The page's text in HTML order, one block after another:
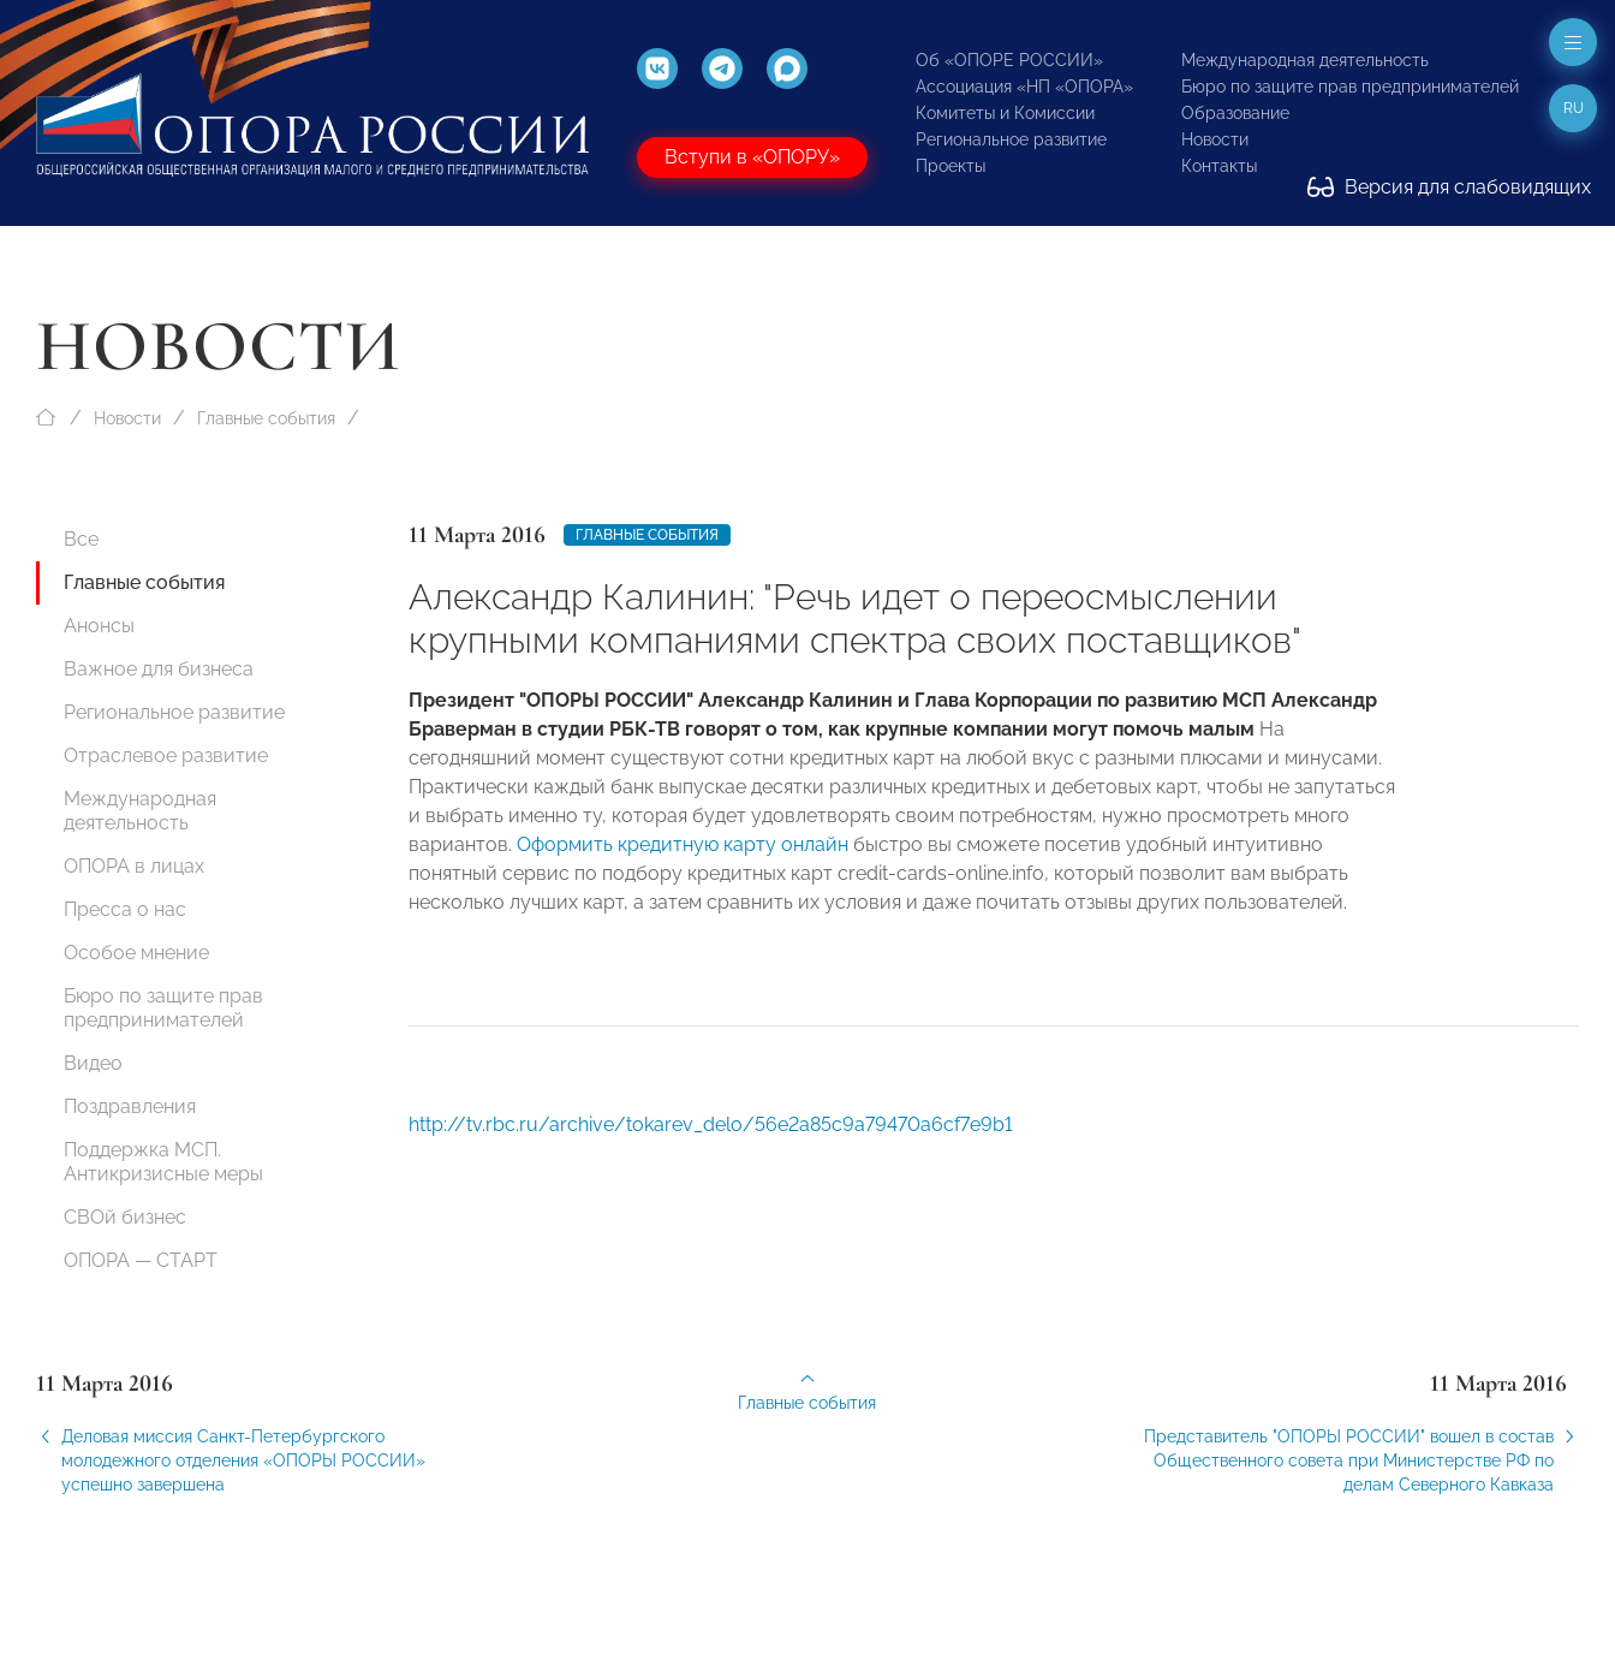
Вступи в «ОПОРУ»
Об «ОПОРЕ РОССИИ»
Ассоциация «НП «ОПОРА»
Комитеты и Комиссии
Региональное развитие
Проекты
Международная деятельность
Бюро по защите прав предпринимателей
Образование
Новости
Контакты
Версия для слабовидящих
RU
НОВОСТИ
Новости Главные события
Все
Главные события
Анонсы
Важное для бизнеса
Региональное развитие
Отраслевое развитие
Международная
деятельность
ОПОРА в лицах
Пресса о нас
Особое мнение
Бюро по защите прав
предпринимателей
Видео
Поздравления
Поддержка МСП.
Антикризисные меры
СВОй бизнес
ОПОРА — СТАРТ
11 Марта 2016 ГЛАВНЫЕ СОБЫТИЯ
Александр Калинин: "Речь идет о переосмыслении
крупными компаниями спектра своих поставщиков"
Президент "ОПОРЫ РОССИИ" Александр Калинин и Глава Корпорации по развитию МСП Александр
Браверман в студии РБК-ТВ говорят о том, как крупные компании могут помочь малым На
сегодняшний момент существуют сотни кредитных карт на любой вкус с разными плюсами и минусами.
Практически каждый банк выпускае десятки различных кредитных и дебетовых карт, чтобы не запутаться
и выбрать именно ту, которая будет удовлетворять своим потребностям, нужно просмотреть много
вариантов. Оформить кредитную карту онлайн быстро вы сможете посетив удобный интуитивно
понятный сервис по подбору кредитных карт credit-cards-online.info, который позволит вам выбрать
несколько лучших карт, а затем сравнить их условия и даже почитать отзывы других пользователей.
http://tv.rbc.ru/archive/tokarev_delo/56e2a85c9a79470a6cf7e9b1
11 Марта 2016
Деловая миссия Санкт-Петербургского
молодежного отделения «ОПОРЫ РОССИИ»
успешно завершена
11 Марта 2016
Представитель "ОПОРЫ РОССИИ" вошел в состав
Общественного совета при Министерстве РФ по
делам Северного Кавказа
Главные события